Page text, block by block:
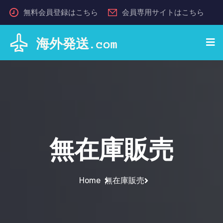
無料会員登録はこちら 会員専用サイトはこちら
無在庫販売
Home 無在庫販売